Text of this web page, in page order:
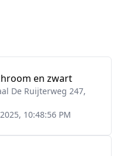
en zwart
De Ruijterweg 247,
10:48:56 PM